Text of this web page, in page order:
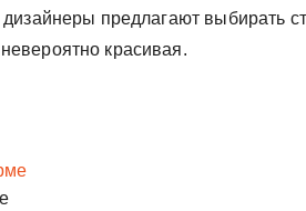
дизайнеры предлагают выбирать
красивая.